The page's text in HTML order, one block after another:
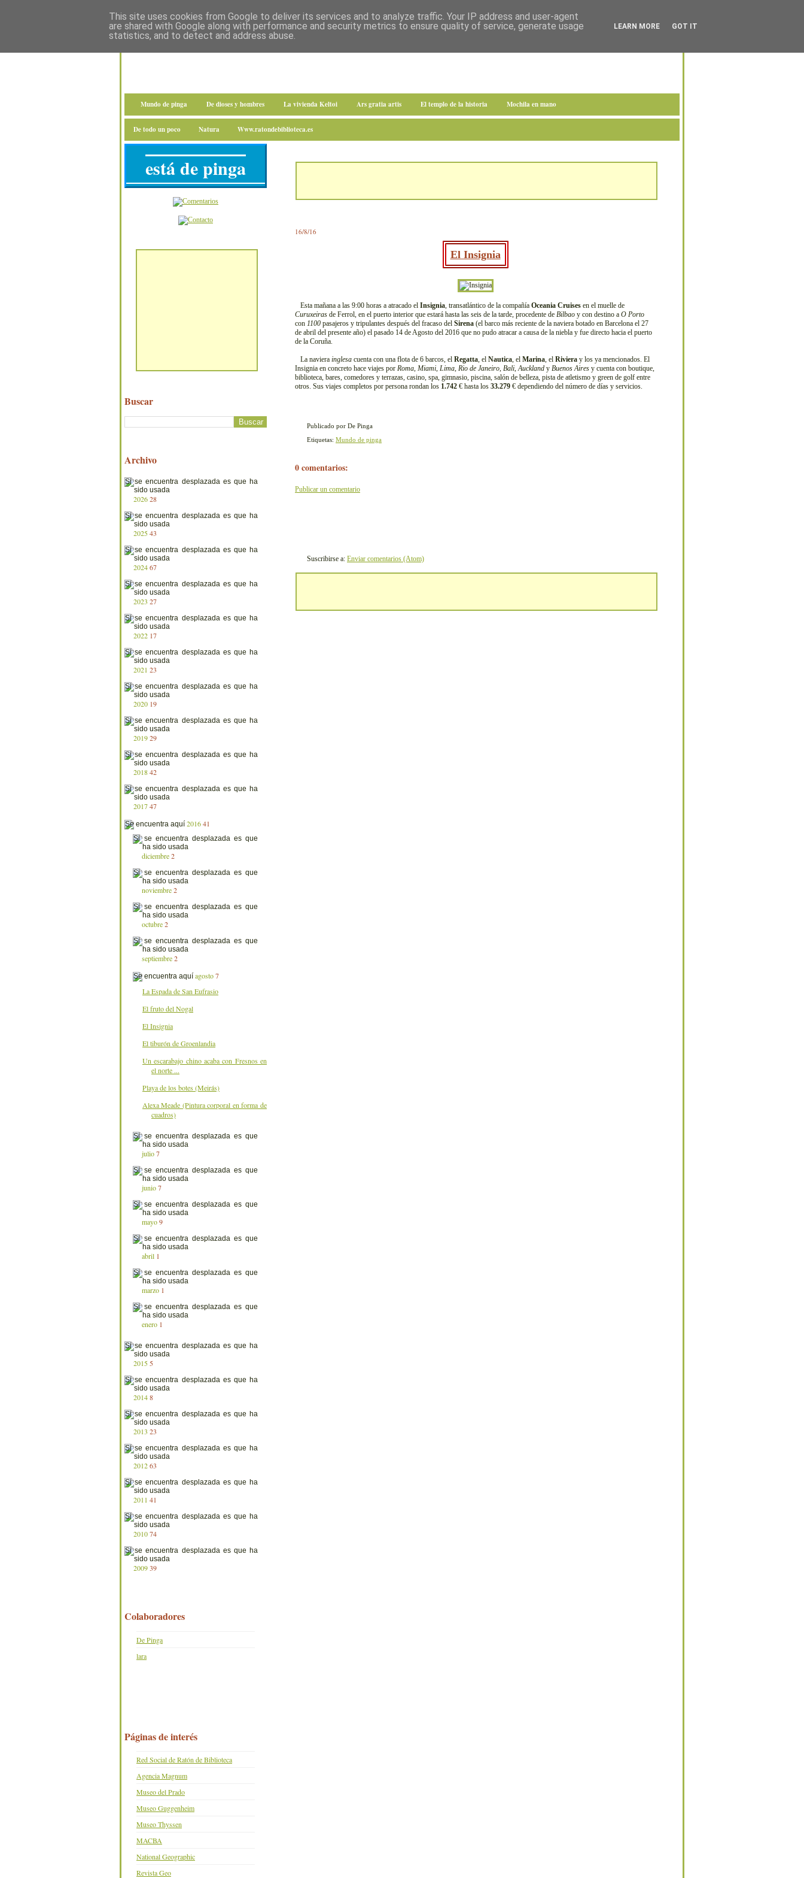
Mundo de pinga De dioses y hombres La vivienda Keltoi Ars gratia artis El templo de la historia Mochila en mano
De todo un poco Natura Www.ratondebiblioteca.es
16/8/16
El Insignia
Esta mañana a las 9:00 horas a atracado el Insignia, transatlántico de la compañía Oceania Cruises en el muelle de
Curuxeiras de Ferrol, en el puerto interior que estará hasta las seis de la tarde, procedente de Bilbao y con destino a O Porto
con 1100 pasajeros y tripulantes después del fracaso del Sirena (el barco más reciente de la naviera botado en Barcelona el 27
de abril del presente año) el pasado 14 de Agosto del 2016 que no pudo atracar a causa de la niebla y fue directo hacia el puerto
de la Coruña.
La naviera inglesa cuenta con una flota de 6 barcos, el Regatta, el Nautica, el Marina, el Riviera y los ya mencionados. El
Insignia en concreto hace viajes por Roma, Miami, Lima, Rio de Janeiro, Bali,Auckland y Buenos Aires y cuenta con boutique,
biblioteca, bares, comedores y terrazas, casino, spa, gimnasio, piscina, salón de belleza, pista de atletismo y green de golf entre
otros. Sus viajes completos por persona rondan los 1.742 € hasta los 33.279 € dependiendo del número de días y servicios.
Publicado por De Pinga
Etiquetas: Mundo de pinga
0 comentarios:
Publicar un comentario
Suscribirse a: Enviar comentarios (Atom)
está de pinga
Buscar
Archivo
202628
202543
202467
2023 27
2022 17
2021 23
2020 19
201929
201842
201747
201641
diciembre 2
noviembre 2
octubre 2
septiembre 2
agosto 7
La Espada de San Eufrasio
El fruto del Nogal
El Insignia
El tiburón de Groenlandia
Un escarabajo chino acaba con Fresnos en
el norte ...
Playa de los botes (Meirás)
Alexa Meade (Pintura corporal en forma de
cuadros)
julio 7
junio 7
mayo 9
abril 1
marzo 1
enero 1
2015 5
20148
2013 23
201263
2011 41
201074
200939
Colaboradores
De Pinga
lara
Páginas de interés
Red Social de Ratón de Biblioteca
Agencia Magnum
Museo del Prado
Museo Guggenheim
Museo Thyssen
MACBA
National Geographic
Revista Geo
This site uses cookies from Google to deliver its services and to analyze traffic. Your IP address and user-agent
are shared with Google along with performance and security metrics to ensure quality of service, generate usage
statistics, and to detect and address abuse.
LEARN MORE GOT IT